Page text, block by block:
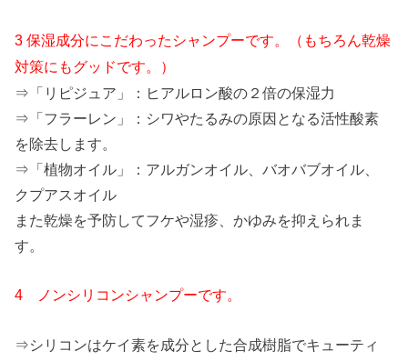
3 保湿成分にこだわったシャンプーです。（もちろん乾燥
対策にもグッドです。）
⇒「リピジュア」：ヒアルロン酸の２倍の保湿力
⇒「フラーレン」：シワやたるみの原因となる活性酸素
を除去します。
⇒「植物オイル」：アルガンオイル、バオバブオイル、
クプアスオイル
また乾燥を予防してフケや湿疹、かゆみを抑えられま
す。
4 ノンシリコンシャンプーです。
⇒シリコンはケイ素を成分とした合成樹脂でキューティ